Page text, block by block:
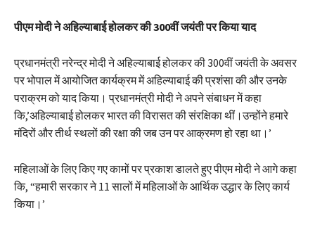
पीएम मोदी ने अहिल्याबाई होलकर की 300वीं जयंती पर किया याद
प्रधानमंत्री नरेन्द्र मोदी ने अहिल्याबाई होलकर की 300वीं जयंती के अवसर
पर भोपाल में आयोजित कार्यक्रम में अहिल्याबाई की प्रशंसा की और उनके
पराक्रम को याद किया। प्रधानमंत्री मोदी ने अपने संबाधन में कहा
कि,’अहिल्याबाई होलकर भारत की विरासत की संरक्षिका थीं।उन्होंने हमारे
मंदिरों और तीर्थ स्थलों की रक्षा की जब उन पर आक्रमण हो रहा था।’
महिलाओं के लिए किए गए कामों पर प्रकाश डालते हुए पीएम मोदी ने आगे कहा
कि, “हमारी सरकार ने 11 सालों में महिलाओं के आर्थिक उद्धार के लिए कार्य
किया।’